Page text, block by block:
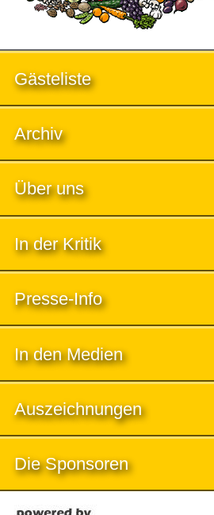
Gästeliste
Archiv
Über uns
In der Kritik
Presse-Info
In den Medien
Auszeichnungen
Die Sponsoren